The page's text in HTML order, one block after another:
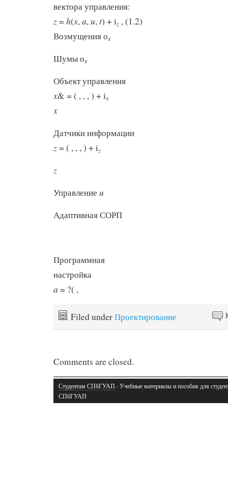
вектора управления:
z=h(x,a,u,t) + iz , (1.2)
Возмущения оx
Шумы оz
Объект управления
x& = ( , , , ) + ix
x
Датчики информации
z= ( , , , ) + iz
z
Управление u
Адаптивная СОРП
Программная
настройка
a = ?( ,
Filed underПроектирование
Comments are closed.
Студентам СПбГУАП · Учебные материалы и пособия для
СПбГУАП